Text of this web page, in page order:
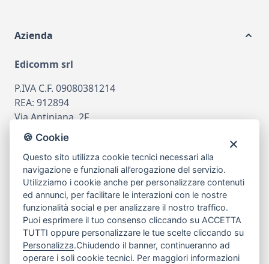
Azienda
Edicomm srl
P.IVA C.F. 09080381214
REA: 912894
Via Antiniana, 2F
80078 Pozzuoli
tel081.7515380
emailinfo@edicomm.it
Assistenza Clienti
Chi siamo
🍪 Cookie
Questo sito utilizza cookie tecnici necessari alla
navigazione e funzionali all’erogazione del servizio.
Utilizziamo i cookie anche per personalizzare contenuti
ed annunci, per facilitare le interazioni con le nostre
funzionalità social e per analizzare il nostro traffico.
Puoi esprimere il tuo consenso cliccando su ACCETTA
TUTTI oppure personalizzare le tue scelte cliccando su
Personalizza.Chiudendo il banner, continueranno ad
operare i soli cookie tecnici. Per maggiori informazioni